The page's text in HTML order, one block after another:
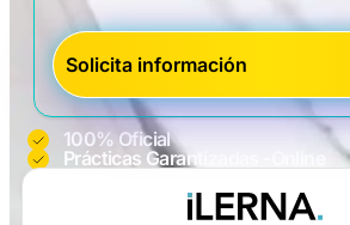
100% Oficial
Prácticas Garantizadas -Online